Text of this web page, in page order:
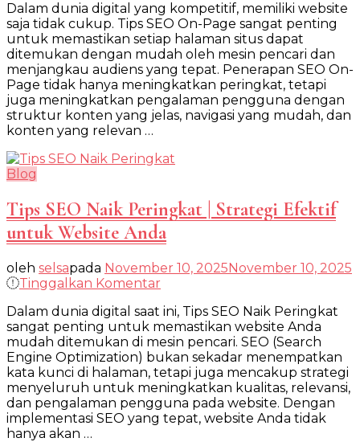
SEO
On-
Page
|
Cara
Efektif
Meningkatkan
Peringkat
Dalam dunia digital yang kompetitif, memiliki website
saja tidak cukup. Tips SEO On-Page sangat penting
untuk memastikan setiap halaman situs dapat
ditemukan dengan mudah oleh mesin pencari dan
menjangkau audiens yang tepat. Penerapan SEO On-
Page tidak hanya meningkatkan peringkat, tetapi
juga meningkatkan pengalaman pengguna dengan
struktur konten yang jelas, navigasi yang mudah, dan
konten yang relevan …
Blog
Tips SEO Naik Peringkat | Strategi Efektif
untuk Website Anda
oleh selsapada November 10, 2025November 10, 2025
Tinggalkan Komentar
SEO
Naik
Peringkat
|
Strategi
Efektif
untuk
Website
Dalam dunia digital saat ini, Tips SEO Naik Peringkat
sangat penting untuk memastikan website Anda
mudah ditemukan di mesin pencari. SEO (Search
Engine Optimization) bukan sekadar menempatkan
kata kunci di halaman, tetapi juga mencakup strategi
menyeluruh untuk meningkatkan kualitas, relevansi,
dan pengalaman pengguna pada website. Dengan
implementasi SEO yang tepat, website Anda tidak
hanya akan …